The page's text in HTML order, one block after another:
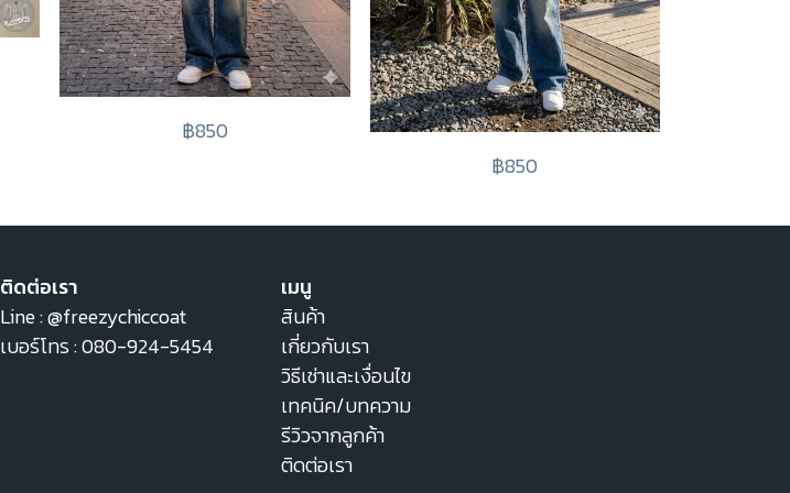
฿850
฿850
ติดต่อเรา
Line :@freezychiccoat
เบอร์โทร :080-924-5454
เมนู
สินค้า
เกี่ยวกับเรา
วิธีเช่าและเงื่อนไข
เทคนิค/บทความ
รีวิวจากลูกค้า
ติดต่อเรา